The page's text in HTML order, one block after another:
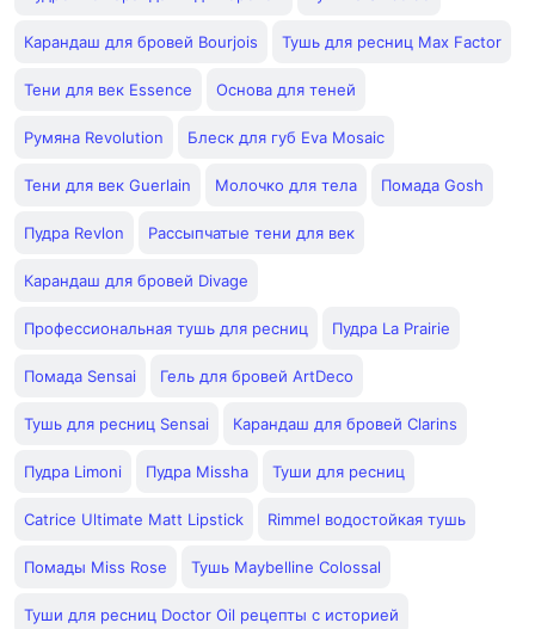
Карандаш для бровей Bourjois Тушь для ресниц Max Factor
Тени для век Essence Основа для теней
Румяна Revolution Блеск для губ Eva Mosaic
Тени для век Guerlain Молочко для тела Помада Gosh
Пудра Revlon Рассыпчатые тени для век
Карандаш для бровей Divage
Профессиональная тушь для ресниц Пудра La Prairie
Помада Sensai Гель для бровей ArtDeco
Тушь для ресниц Sensai Карандаш для бровей Clarins
Пудра Limoni Пудра Missha Туши для ресниц
Catrice Ultimate Matt Lipstick Rimmel водостойкая тушь
Помады Miss Rose Тушь Maybelline Colossal
Туши для ресниц Doctor Oil рецепты с историей